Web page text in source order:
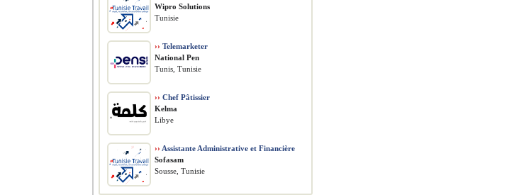
Wipro Solutions
Tunisie
›› Telemarketer
National Pen
Tunis, Tunisie
›› Chef Pâtissier
Kelma
Libye
›› Assistante Administrative et Financière
Sofasam
Sousse, Tunisie